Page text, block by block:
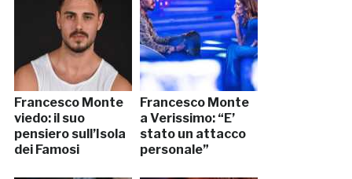
Francesco Monte
viedo: il suo
pensiero sull’Isola
dei Famosi
Francesco Monte
a Verissimo: “E’
stato un attacco
personale”